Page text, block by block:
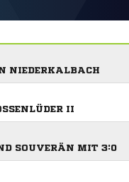
NIEDERKALBACH
II
SOUVERÄN MIT 3:0